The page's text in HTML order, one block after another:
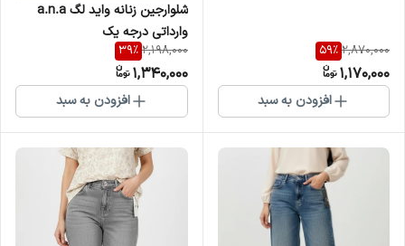
2,870,000
59%
1,170,000
افزودن به سبد
شلوارجین زنانه واید لگ a.n.a
وارداتی درجه یک
2,198,000
39%
1,340,000
افزودن به سبد